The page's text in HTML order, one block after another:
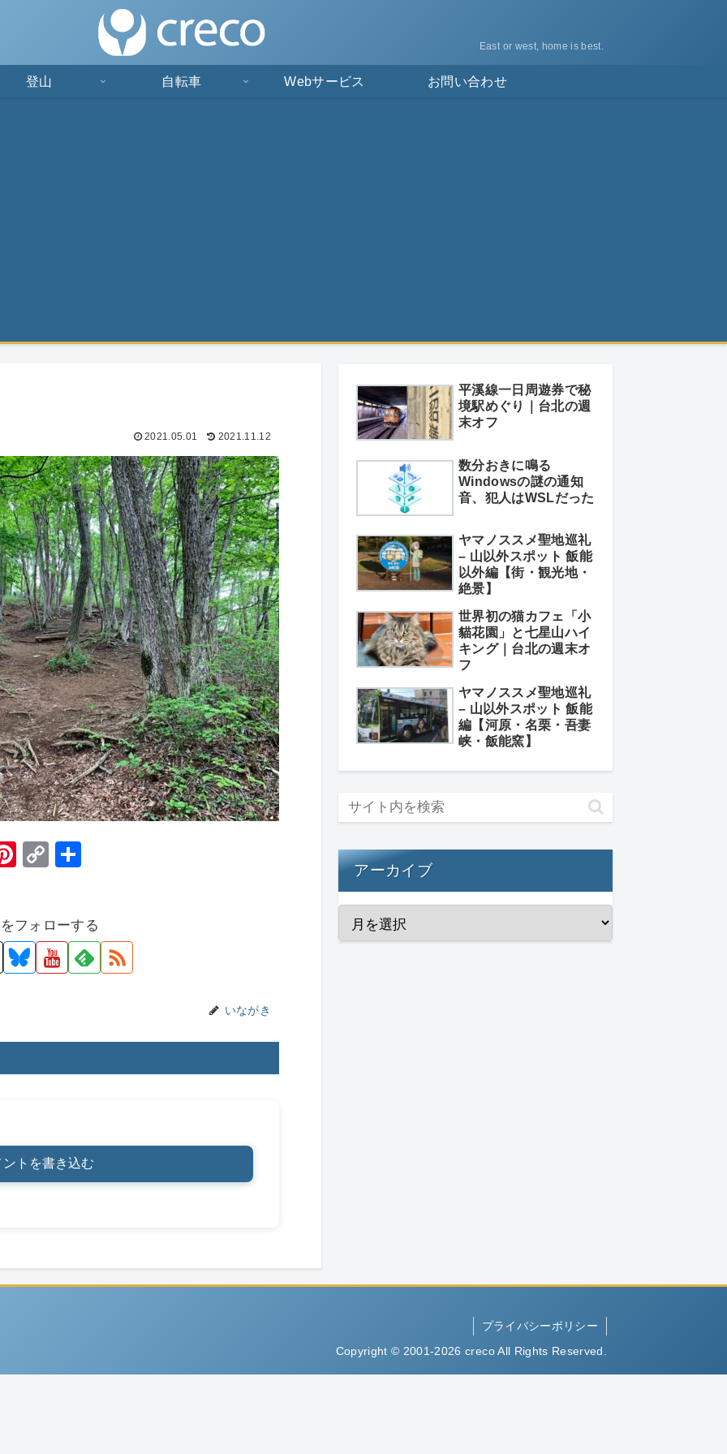
East or west, home is best.
登山 自転車 Webサービス お問い合わせ
2021.05.01 2021.11.12
Pi
e
st
C
y
Li
フォローする
いながき
ントを書き込む
平溪線一日周遊券で秘
境駅めぐり｜台北の週
末オフ
数分おきに鳴る
Windowsの謎の通知
音、犯人はWSLだった
ヤマノススメ聖地巡礼
– 山以外スポット 飯能
以外編【街・観光地・
絶景】
世界初の猫カフェ「小
貓花園」と七星山ハイ
キング｜台北の週末オ
フ
ヤマノススメ聖地巡礼
– 山以外スポット 飯能
編【河原・名栗・吾妻
峡・飯能窯】
アーカイブ
プライバシーポリシー
Copyright © 2001-2026 creco All Rights Reserved.